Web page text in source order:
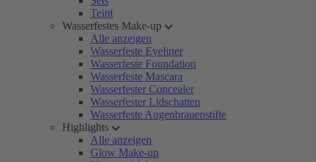
Teint
Wasserfestes Make-up
Alle anzeigen
Wasserfeste Eyeliner
Wasserfeste Foundation
Wasserfeste Mascara
Wasserfester Concealer
Wasserfester Lidschatten
Wasserfeste Augenbrauenstifte
Highlights
Alle anzeigen
Glow Make-up